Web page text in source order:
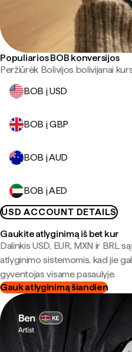
Populiarios BOB konversijos
Peržiūrėk Bolivijos bolivijanai
BOB į USD
BOB į GBP
BOB į AUD
BOB į AED
USD ACCOUNT DETAILS
Gaukite atlyginimą iš bet kur
Dalinkis USD, EUR, MXN ir BRL
atlyginimo sistemomis, kad jie
gyventojas visame pasaulyje.
Gauk atlyginimą šiandien